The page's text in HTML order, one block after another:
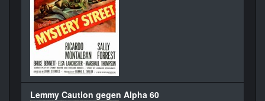
Lemmy Caution gegen Alpha 60